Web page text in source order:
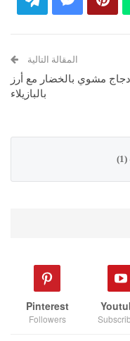
المقالة التالية
دجاج مشوي بالخضار مع أرز
بالبازيلاء
Pinterest
Followers